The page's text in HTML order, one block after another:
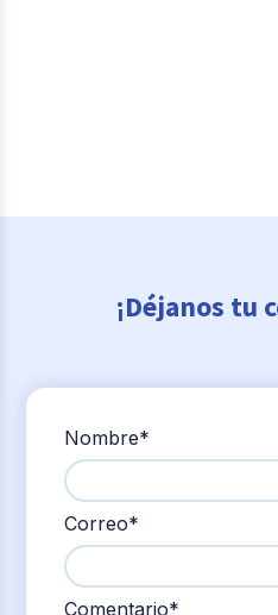
¡Déjanos tu
Nombre*
Correo*
Comentario*